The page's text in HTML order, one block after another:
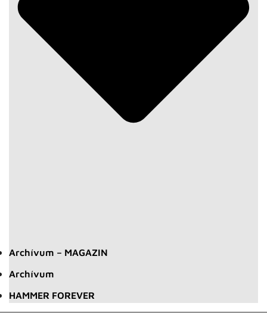
Archívum – MAGAZIN
Archívum
HAMMER FOREVER